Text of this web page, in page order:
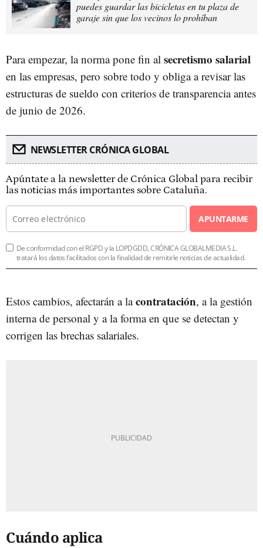
puedes guardar las bicicletas en tu plaza de
garaje sin que los vecinos lo prohíban
Para empezar, la norma pone fin al secretismo salarial
en las empresas, pero sobre todo y obliga a revisar las
estructuras de sueldo con criterios de transparencia antes
de junio de 2026.
NEWSLETTER CRÓNICA GLOBAL
Apúntate a la newsletter de Crónica Global para recibir
las noticias más importantes sobre Cataluña.
APUNTARME
De conformidad con el RGPD y la LOPDGDD, CRÓNICA GLOBALMEDIA S.L.
tratará los datos facilitados con la finalidad de remitirle noticias de actualidad.
Estos cambios, afectarán a lacontratación, a la gestión
interna de personal y a la forma en que se detectan y
corrigen las brechas salariales.
Cuándo aplica